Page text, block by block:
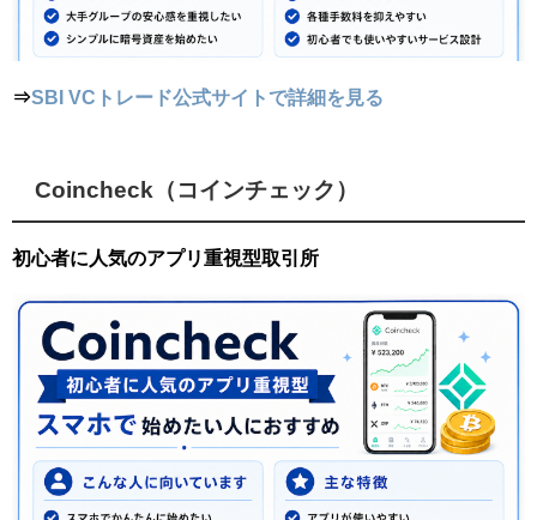
⇒SBI VCトレード公式サイトで詳細を見る
Coincheck（コインチェック）
初心者に人気のアプリ重視型取引所